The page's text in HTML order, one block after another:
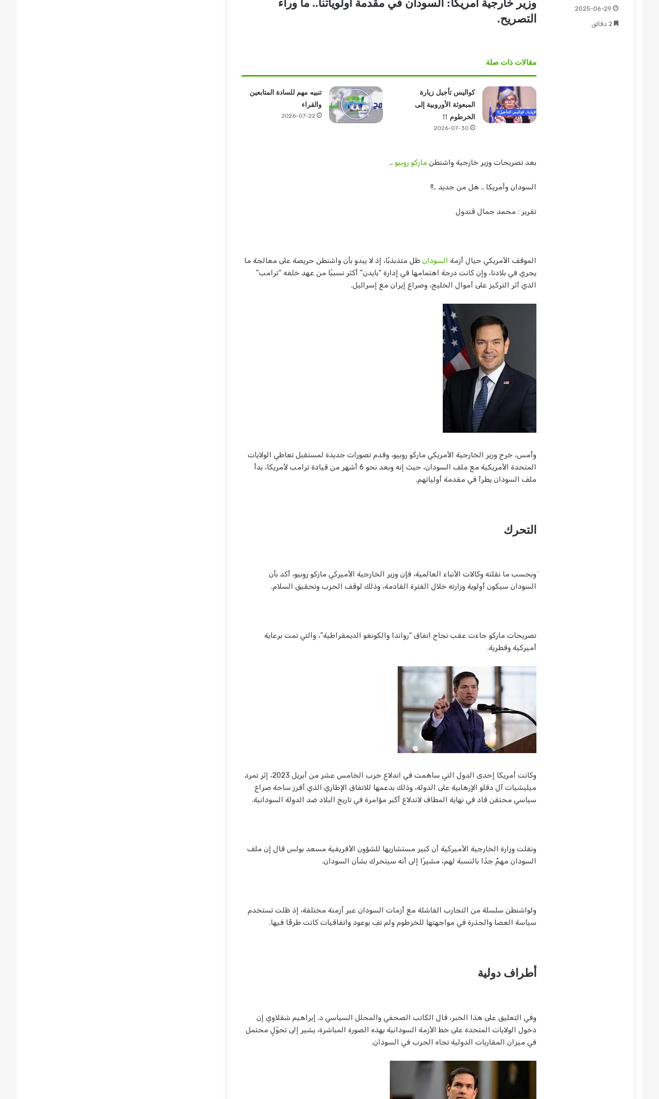
وزير خارجية أمريكا: السودان في مقدمة أولوياتنا.. ما وراء
التصريح.
مقالات ذات صلة
كواليس تأجيل زيارة
المبعوثة الأوروبية إلى
الخرطوم !!
2026-07-30
تنبيه مهم للسادة المتابعين
والقراء
2026-07-22
بعد تصريحات وزير خارجية واشنطن ماركو روبيو..
السودان وأمريكا .. هل من جديد ..!!
تقرير : محمد جمال قندول
الموقف الأمريكي حيال أزمة السودانظل متذبذبًا، إذ لا يبدو بأن واشنطن حريصة على معالجة ما
يجري في بلادنا، وإن كانت درجة اهتمامها في إدارة “بايدن” أكثر نسبيًا من عهد خلفه “ترامب”
الذي آثر التركيز على أموال الخليج، وصراع إيران مع إسرائيل.
وأمس، خرج وزير الخارجية الأمريكي ماركو روبيو، وقدم تصورات جديدة لمستقبل تعاطي الولايات
المتحدة الأمريكية مع ملف السودان، حيث إنه وبعد نحو 6 أشهر من قيادة ترامب لأمريكا، بدأ
ملف السودان يطرآ في مقدمة أولياتهم.
التحرك
َوبحسب ما نقلته وكالات الأنباء العالمية، فإن وزير الخارجية الأميركي ماركو روبيو، أكد بأن
السودان سيكون أولوية وزارته خلال الفترة القادمة، وذلك لوقف الحرب وتحقيق السلام.
تصريحات ماركو جاءت عقب نجاح اتفاق “رواندا والكونغو الديمقراطية”، والتي تمت برعاية
أميركية وقطرية.
وكانت أمريكا إحدى الدول التي ساهمت في اندلاع حرب الخامس عشر من أبريل 2023، إثر تمرد
ميليشيات آل دقلو الإرهابية على الدولة، وذلك بدعمها للاتفاق الإطاري الذي أفرز ساحة صراع
سياسي محتقن قاد في نهاية المطاف لاندلاع أكبر مؤامرة في تاريخ البلاد ضد الدولة السودانية.
ونقلت وزارة الخارجية الأميركية أن كبير مستشاريها للشؤون الأفريقية مسعد بولس قال إن ملف
السودان مهمٌ جدًا بالنسبة لهم، مشيرًا إلى أنه سيتحرك بشأن السودان.
ولواشنطن سلسلة من التجارب الفاشلة مع أزمات السودان عبر أزمنة مختلفة، إذ ظلت تستخدم
سياسة العصا والجذرة في مواجهتها للخرطوم ولم تفِ بوعود واتفاقيات كانت طرفًا فيها.
أطراف دولية
وفي التعليق على هذا الخبر، قال الكاتب الصحفي والمحلل السياسي د. إبراهيم شقلاوي إن
دخول الولايات المتحدة على خط الأزمة السودانية بهذه الصورة المباشرة، يشير إلى تحوّلٍ محتمل
في ميزان المقاربات الدولية تجاه الحرب في السودان.
2025-06-29
2 دقائق